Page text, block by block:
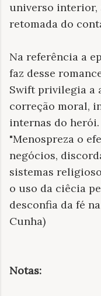
universo interior,
retomada do
Na referência a
faz desse
Swift privilegia a
correção moral,
internas do herói.
"Menospreza o
negócios,
sistemas
o uso da ciêcia
desconfia da fé
Cunha)
Notas: